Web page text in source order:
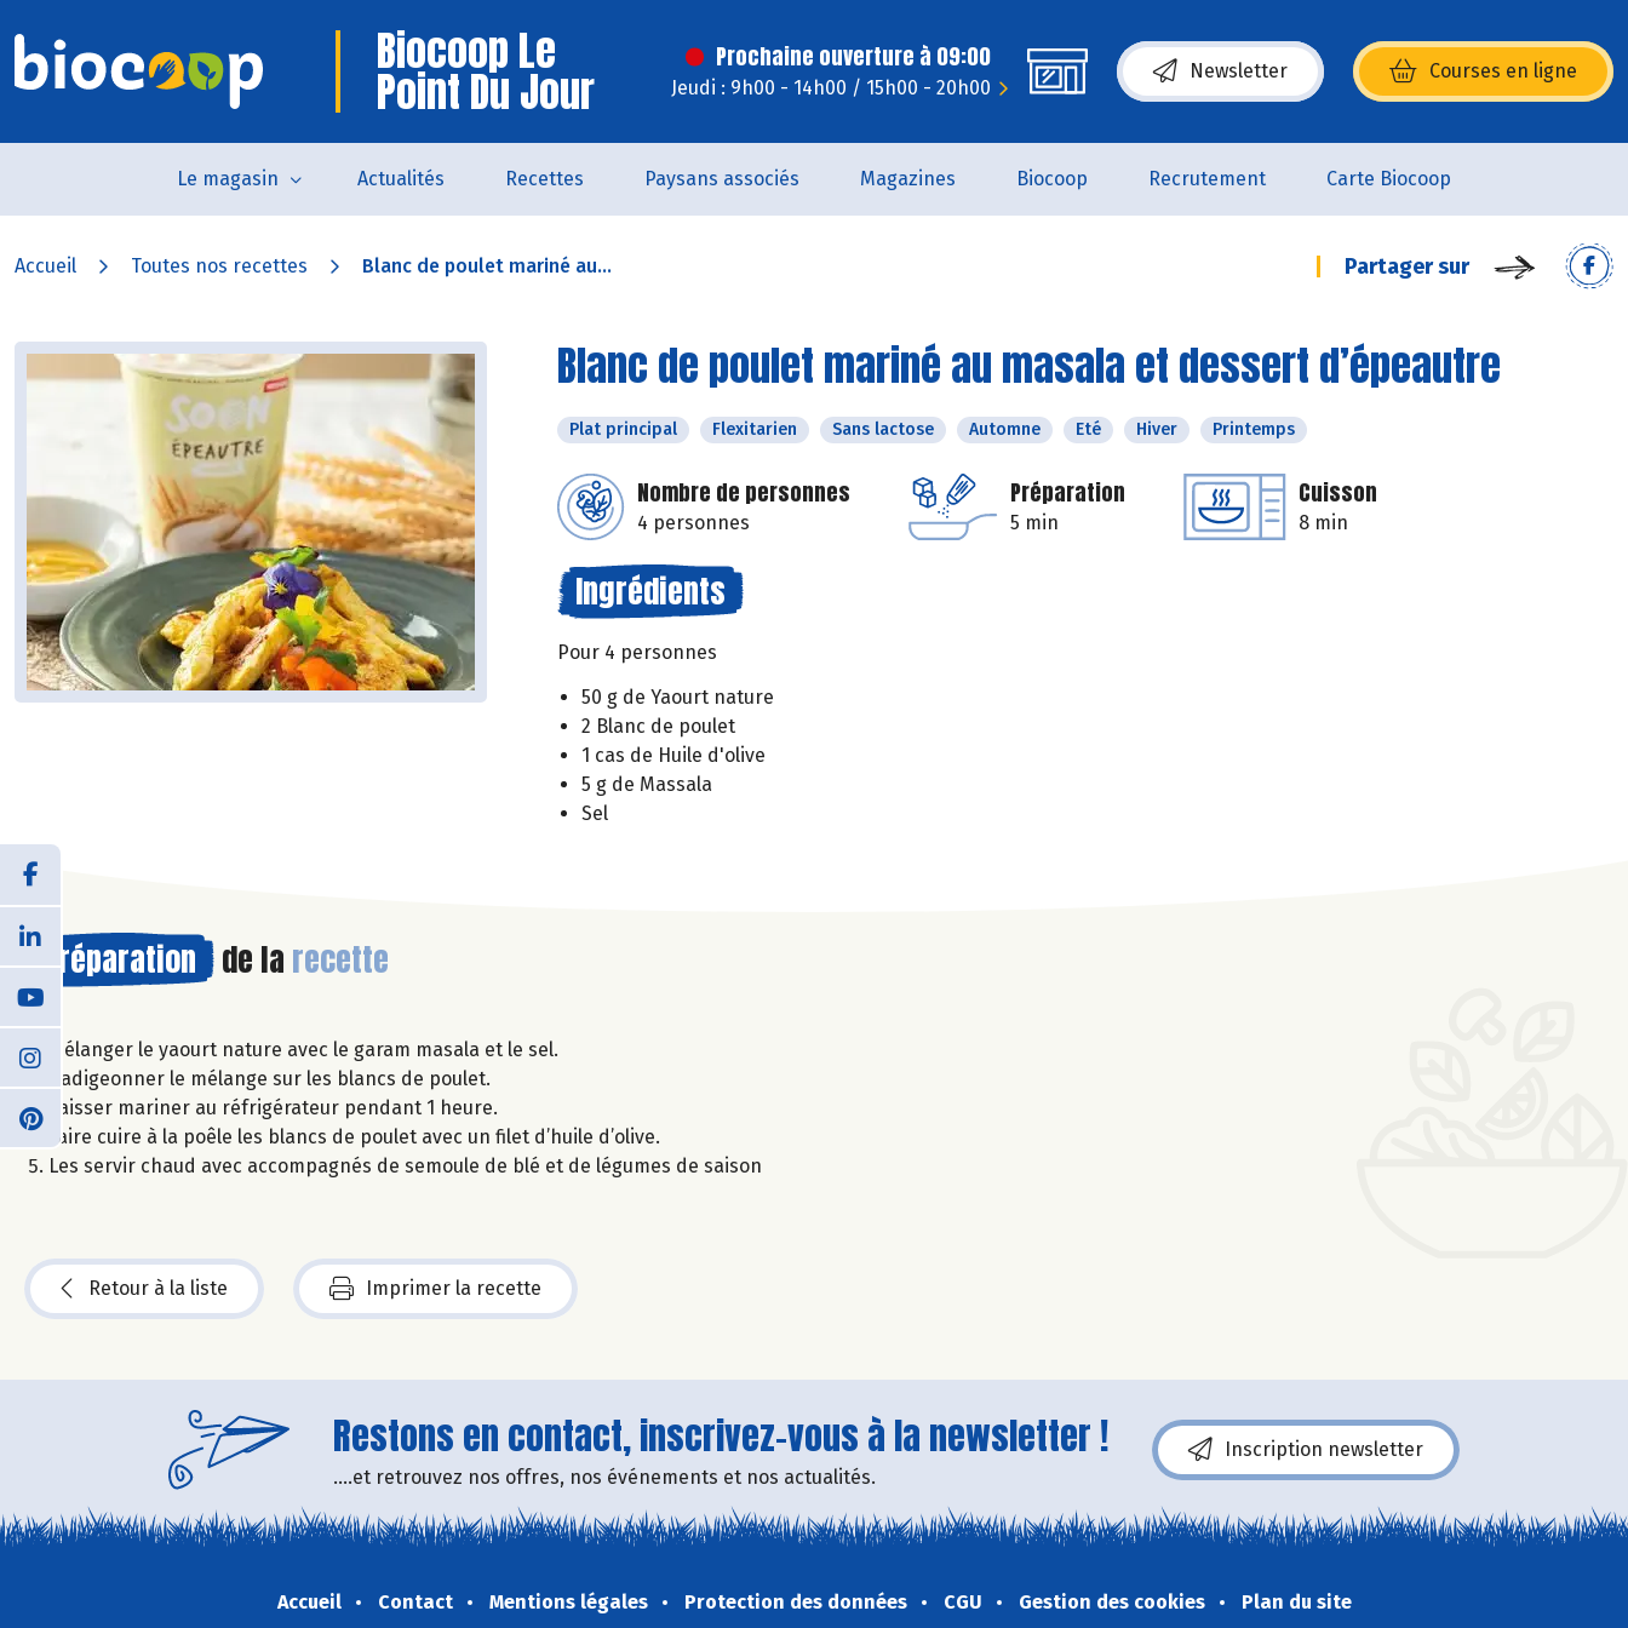
Biocoop Le
Point Du Jour
Prochaine ouverture à 09:00
Jeudi : 9h00 - 14h00 / 15h00 - 20h00
Newsletter Courses en ligne
(s’ouvre dans une nouvelle fenêtre)
Le magasin Actualités Recettes Paysans associés Magazines Biocoop Recrutement Carte Biocoop
Accueil Toutes nos recettes Blanc de poulet mariné au... Partager sur
Blanc de poulet mariné au masala et dessert d’épeautre
Plat principal Flexitarien Sans lactose Automne Eté Hiver Printemps
Nombre de personnes
4 personnes
Préparation
5 min
Cuisson
8 min
Ingrédients
Pour 4 personnes
50 g de Yaourt nature
2 Blanc de poulet
1 cas de Huile d'olive
5 g de Massala
Sel
Préparation de la recette
Mélanger le yaourt nature avec le garam masala et le sel.
Badigeonner le mélange sur les blancs de poulet.
Laisser mariner au réfrigérateur pendant 1 heure.
Faire cuire à la poêle les blancs de poulet avec un filet d’huile d’olive.
Les servir chaud avec accompagnés de semoule de blé et de légumes de saison
Retour à la liste Imprimer la recette
Restons en contact, inscrivez-vous à la newsletter !
....et retrouvez nos offres, nos événements et nos actualités.
Inscription newsletter
Accueil Contact Mentions légales Protection des données CGU Gestion des cookies Plan du site